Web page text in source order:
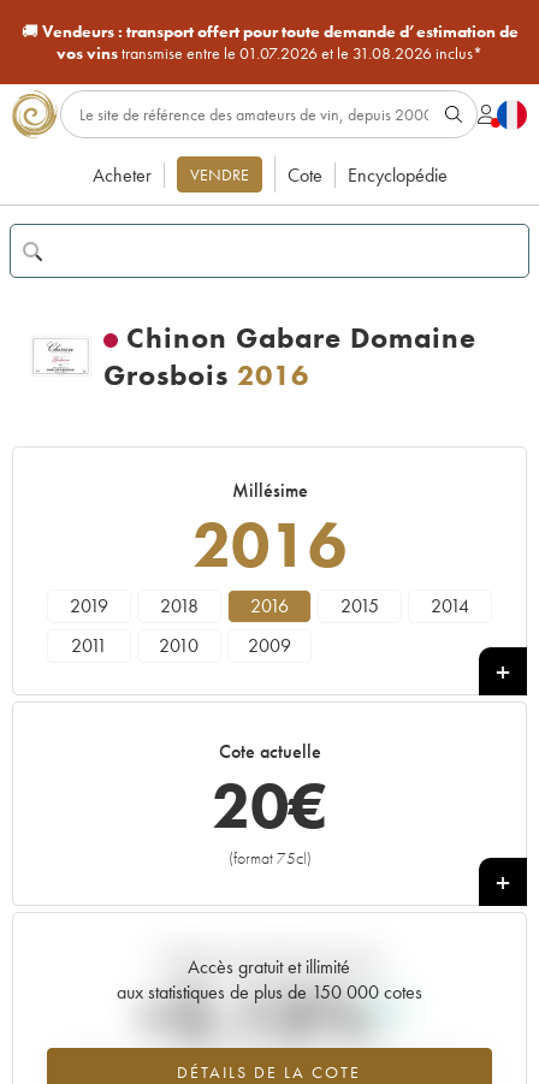
🚚Vendeurs : transport offert pour toute demande d’estimation de
vos vinstransmise entre le 01.07.2026 et le 31.08.2026 inclus*
Acheter VENDRE Cote Encyclopédie
Chinon Gabare Domaine
Grosbois 2016
Millésime
2016
2019 2018 2016 2015
2014
2011
2010 2009
Cote actuelle
20€
(format 75cl)
+
Accès gratuit et illimité
aux statistiques de plus de 150 000 cotes
DÉTAILS DE LA COTE
Tendance actuelle de la cote
+2.13%
Tendance à la hausse du millésime 2016 en 2026 par rapport à